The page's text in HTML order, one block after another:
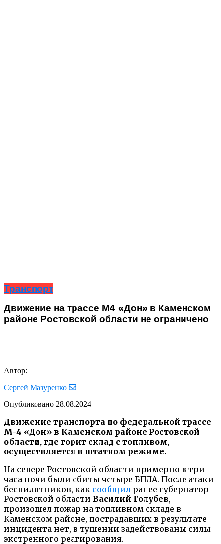
Транспорт
Движение на трассе М4 «Дон» в Каменском
районе Ростовской области не ограничено
Автор:
Сергей Мазуренко
Опубликовано 28.08.2024
Движение транспорта по федеральной трассе
М-4 «Дон» в Каменском районе Ростовской
области, где горит склад с топливом,
осуществляется в штатном режиме.
На севере Ростовской области примерно в три
часа ночи были сбиты четыре БПЛА. После атаки
беспилотников, как сообщил ранее губернатор
Ростовской области Василий Голубев,
произошел пожар на топливном складе в
Каменском районе, пострадавших в результате
инцидента нет, в тушении задействованы силы
экстренного реагирования.